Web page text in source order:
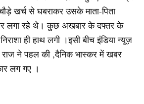
खर्च से घबराकर उसके माता-पिता
लगा रहे थे। कुछ अखबार के दफ्तर के
ही हाथ लगी ।इसी बीच इंडिया न्यूज़
ने पहल की ,दैनिक भास्कर में खबर
लग गए ।